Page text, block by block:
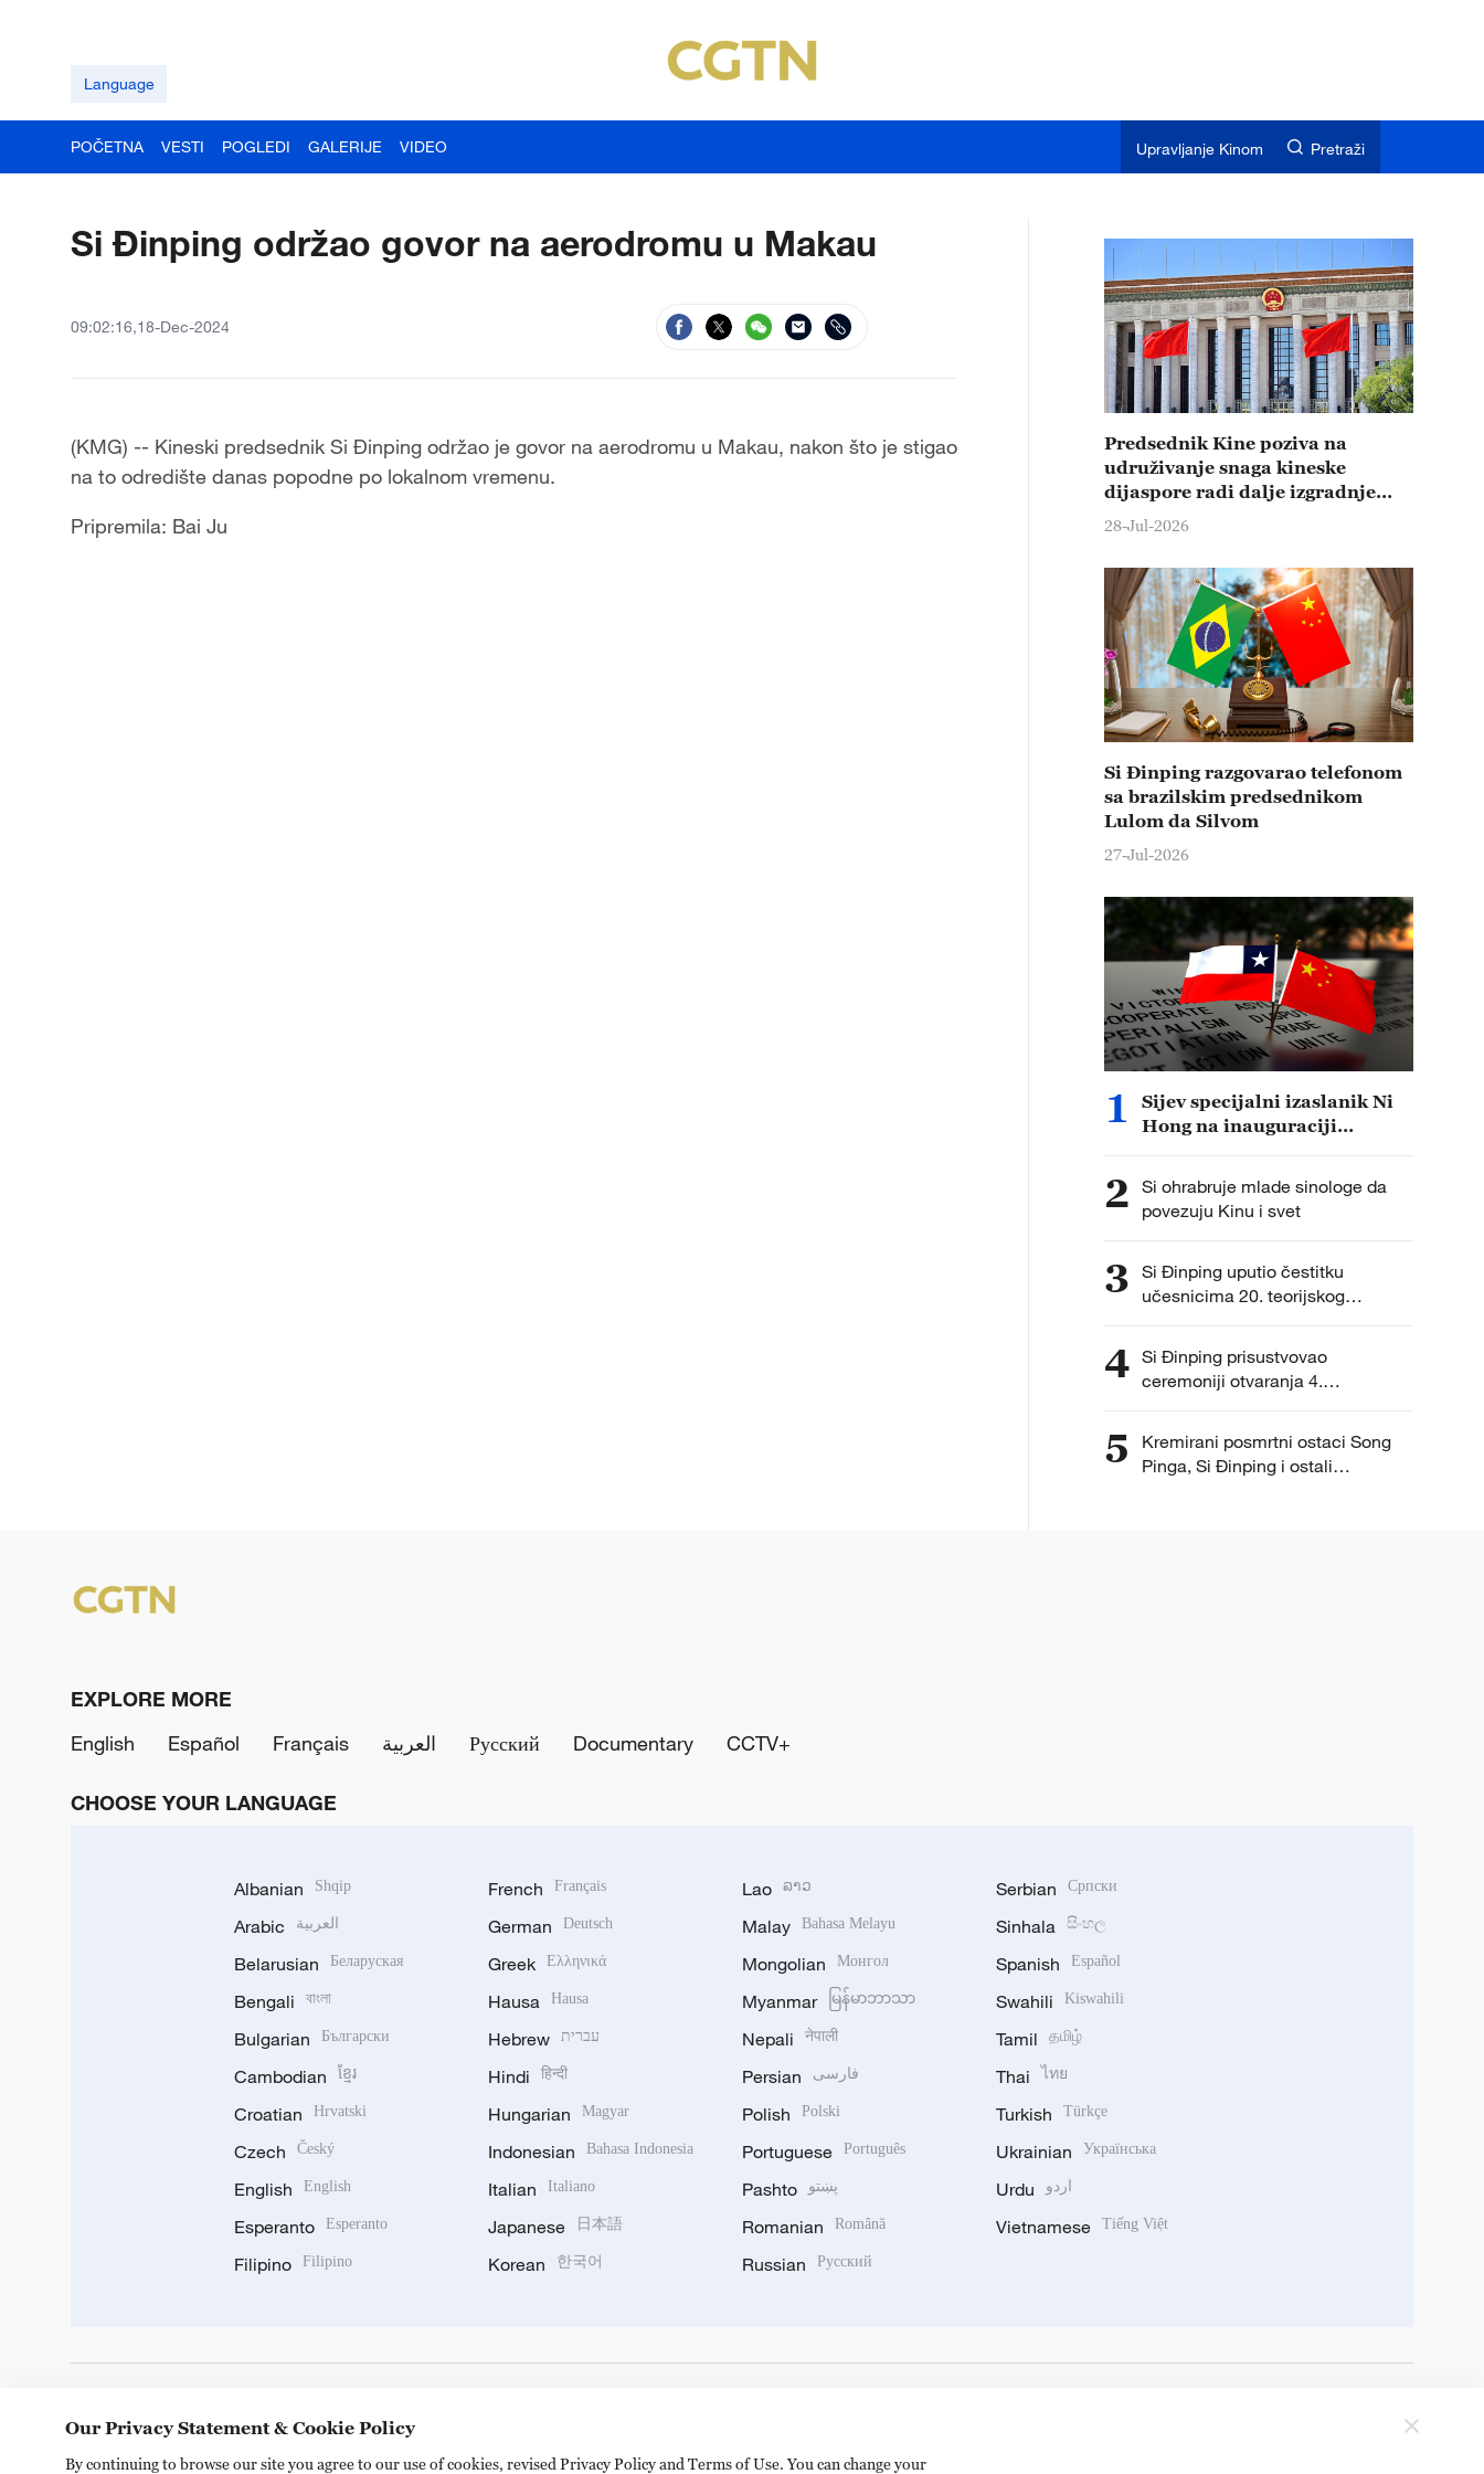
Language
POČETNA VESTI POGLEDI GALERIJE VIDEO Upravljanje Kinom Pretraži
Si Đinping održao govor na aerodromu u Makau
09:02:16,18-Dec-2024
(KMG) -- Kineski predsednik Si Đinping održao je govor na aerodromu u Makau, nakon što je stigao
na to odredište danas popodne po lokalnom vremenu.
Pripremila: Bai Ju
Predsednik Kine poziva na
udruživanje snaga kineske
dijaspore radi dalje izgradnje
države i nacionalnog
28-Jul-2026
Si Đinping razgovarao telefonom
sa brazilskim predsednikom
Lulom da Silvom
27-Jul-2026
1
Sijev specijalni izaslanik Ni
Hong na inauguraciji
2 Si ohrabruje mlade sinologe da
povezuju Kinu i svet
3 Si Đinping uputio čestitku
učesnicima 20. teorijskog
seminara KP Kine i KP Vijetnama
4 Si Đinping prisustvovao
ceremoniji otvaranja 4.
ministarskog sastanka Foruma
5
Kremirani posmrtni ostaci Song
Pinga, Si Đinping i ostali
EXPLORE MORE
English
Español Français العربية Русский Documentary CCTV+
CHOOSE YOUR LANGUAGE
Albanian Shqip
Arabic العربية
Belarusian Беларуская
Bengali বাংলা
Bulgarian Български
Cambodian ខ្មែរ
Croatian Hrvatski
Czech Český
English English
Esperanto Esperanto
Filipino Filipino
French Français
German Deutsch
Greek Ελληνικά
Hausa Hausa
Hebrew עברית
Hindi हिन्दी
Hungarian Magyar
Indonesian Bahasa Indonesia
Italian Italiano
Japanese 日本語
Korean 한국어
Lao ລາວ
Malay Bahasa Melayu
Mongolian Монгол
Myanmar မြန်မာဘာသာ
Nepali नेपाली
Persian فارسی
Polish Polski
Portuguese Português
Pashto پښتو
Romanian Română
Russian Русский
Serbian Српски
Sinhala සිංහල
Spanish Español
Swahili Kiswahili
Tamil தமிழ்
Thai ไทย
Turkish Türkçe
Ukrainian Українська
Urdu اردو
Vietnamese Tiếng Việt
Our Privacy Statement & Cookie Policy
By continuing to browse our site you agree to our use of cookies, revised Privacy Policy and Terms of Use. You can change your